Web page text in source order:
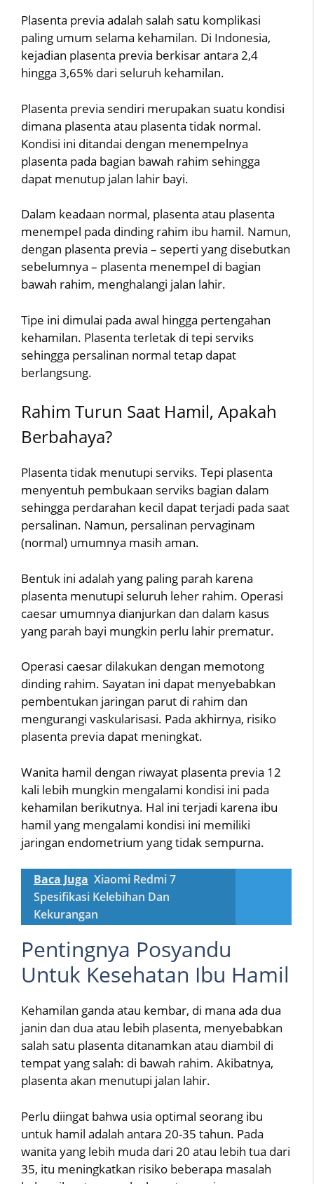
Plasenta previa adalah salah satu komplikasi
paling umum selama kehamilan. Di Indonesia,
kejadian plasenta previa berkisar antara 2,4
hingga 3,65% dari seluruh kehamilan.
Plasenta previa sendiri merupakan suatu kondisi
dimana plasenta atau plasenta tidak normal.
Kondisi ini ditandai dengan menempelnya
plasenta pada bagian bawah rahim sehingga
dapat menutup jalan lahir bayi.
Dalam keadaan normal, plasenta atau plasenta
menempel pada dinding rahim ibu hamil. Namun,
dengan plasenta previa – seperti yang disebutkan
sebelumnya – plasenta menempel di bagian
bawah rahim, menghalangi jalan lahir.
Tipe ini dimulai pada awal hingga pertengahan
kehamilan. Plasenta terletak di tepi serviks
sehingga persalinan normal tetap dapat
berlangsung.
Rahim Turun Saat Hamil, Apakah
Berbahaya?
Plasenta tidak menutupi serviks. Tepi plasenta
menyentuh pembukaan serviks bagian dalam
sehingga perdarahan kecil dapat terjadi pada saat
persalinan. Namun, persalinan pervaginam
(normal) umumnya masih aman.
Bentuk ini adalah yang paling parah karena
plasenta menutupi seluruh leher rahim. Operasi
caesar umumnya dianjurkan dan dalam kasus
yang parah bayi mungkin perlu lahir prematur.
Operasi caesar dilakukan dengan memotong
dinding rahim. Sayatan ini dapat menyebabkan
pembentukan jaringan parut di rahim dan
mengurangi vaskularisasi. Pada akhirnya, risiko
plasenta previa dapat meningkat.
Wanita hamil dengan riwayat plasenta previa 12
kali lebih mungkin mengalami kondisi ini pada
kehamilan berikutnya. Hal ini terjadi karena ibu
hamil yang mengalami kondisi ini memiliki
jaringan endometrium yang tidak sempurna.
Baca Juga Xiaomi Redmi 7
Spesifikasi Kelebihan Dan
Kekurangan
Pentingnya Posyandu
Untuk Kesehatan Ibu Hamil
Kehamilan ganda atau kembar, di mana ada dua
janin dan dua atau lebih plasenta, menyebabkan
salah satu plasenta ditanamkan atau diambil di
tempat yang salah: di bawah rahim. Akibatnya,
plasenta akan menutupi jalan lahir.
Perlu diingat bahwa usia optimal seorang ibu
untuk hamil adalah antara 20-35 tahun. Pada
wanita yang lebih muda dari 20 atau lebih tua dari
35, itu meningkatkan risiko beberapa masalah